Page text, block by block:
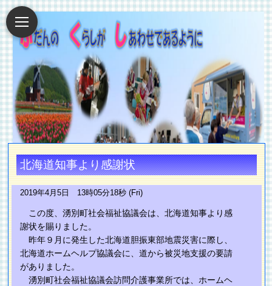
北海道知事より感謝状
2019年4月5日 13時05分18秒 (Fri)
この度、湧別町社会福祉協議会は、北海道知事より感
謝状を賜りました。
昨年９月に発生した北海道胆振東部地震災害に際し、
北海道ホームヘルプ協議会に、道から被災地支援の要請
がありました。
湧別町社会福祉協議会訪問介護事業所では、ホームヘ